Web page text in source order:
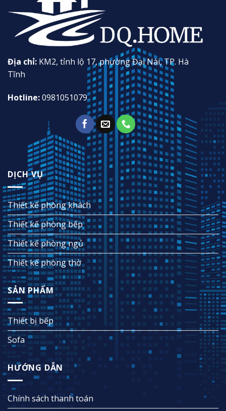
Địa chỉ: KM2, tỉnh lộ 17, phường Đại Nài, TP. Hà
Tĩnh
Hotline:0981051079
DỊCH VỤ
Thiết kế phòng khách
Thiết kế phòng bếp
Thiết kế phòng ngủ
Thiết kế phòng thờ
SẢN PHẨM
Thiết bị bếp
Sofa
HƯỚNG DẪN
Chính sách thanh toán